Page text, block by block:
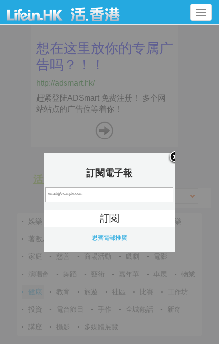
Toggle
navigation
活 動
• 娛樂 • 節慶 音樂
• 著數及優惠 • 體育 •
• 家庭 • 慈善 • 商場活動 • 戲劇 • 電影
• 演唱會 • 舞蹈 • 藝術 • 嘉年華 • 車展 • 物業
• 健康 • 教育 • 旅遊 • 社區 • 比賽 • 工作坊
• 投資 • 電台節目 • 手作 • 全城熱話 • 新奇
• 講座 • 攝影 • 多媒體展覽
訂閱電子報
思齊電郵推廣